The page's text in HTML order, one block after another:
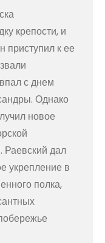
крепости, и
приступил к ее
с днем
Однако
новое
Раевский дал
укрепление в
полка,